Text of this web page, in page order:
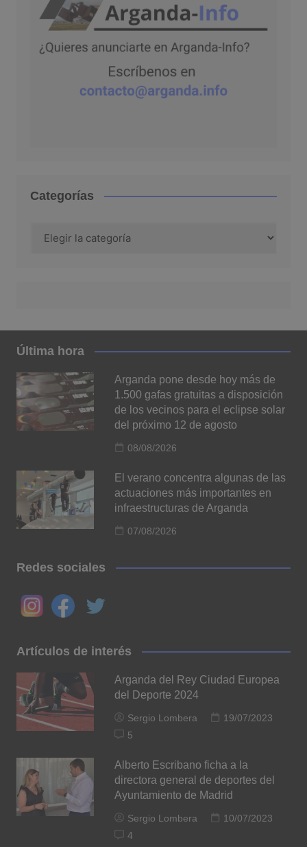
Categorías
Última hora
Arganda pone desde hoy más de
1.500 gafas gratuitas a disposición
de los vecinos para el eclipse solar
del próximo 12 de agosto
08/08/2026
El verano concentra algunas de las
actuaciones más importantes en
infraestructuras de Arganda
07/08/2026
Redes sociales
Artículos de interés
Arganda del Rey Ciudad Europea
del Deporte 2024
Sergio Lombera
19/07/2023
5
Alberto Escribano ficha a la
directora general de deportes del
Ayuntamiento de Madrid
Sergio Lombera
10/07/2023
4